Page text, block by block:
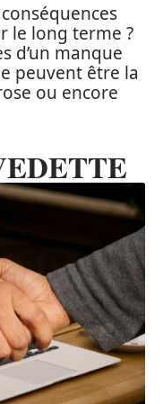
le long terme ?
d’un manque
peuvent être la
ou encore